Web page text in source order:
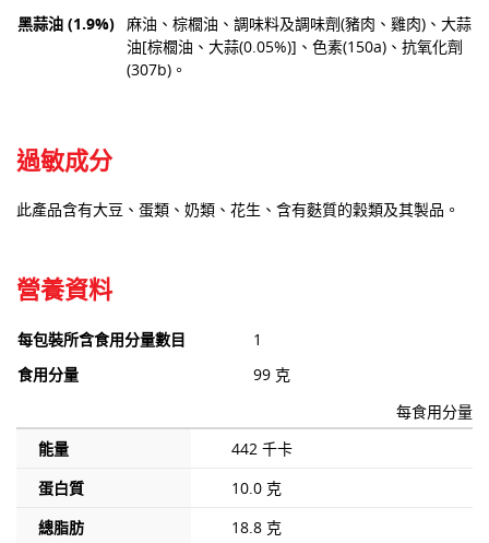
黑蒜油 (1.9%)
麻油、棕櫚油、調味料及調味劑(豬肉、雞肉)、大蒜
油[棕櫚油、大蒜(0.05%)]、色素(150a)、抗氧化劑
(307b)。
過敏成分
此產品含有大豆、蛋類、奶類、花生、含有麩質的穀類及其製品。
營養資料
每包裝所含食用分量數目
1
食用分量
99 克
每食用分量
能量
442 千卡
蛋白質
10.0 克
總脂肪
18.8 克